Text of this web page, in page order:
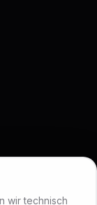
wir technisch